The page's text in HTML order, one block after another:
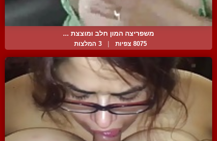
משפריצה המון חלב ומוצצת ...
8075 צפיות 3 המלצות